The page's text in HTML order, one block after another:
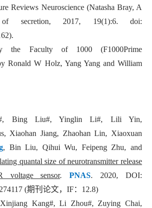
Reviews Neuroscience (Natasha Bray, A
secretion, 2017, 19(1):6. doi:
the Faculty of 1000 (F1000Prime
Ronald W Holz, Yang Yang and William
Bing Liu#, Yinglin Li#, Lili Yin,
Xiaohan Jiang, Zhaohan Lin, Xiaoxuan
, Bin Liu, Qihui Wu, Feipeng Zhu, and
quantal size of neurotransmitter release
voltage sensor.PNAS. 2020, DOI:
(期刊论文， IF： 12.8)
Xinjiang Kang#, Li Zhou#, Zuying Chai,